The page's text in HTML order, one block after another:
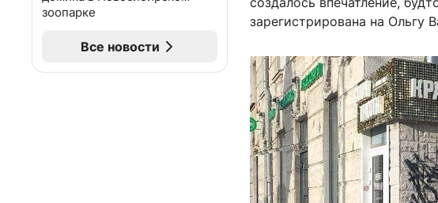
зоопарке
Все новости
зарегистрирована на Ольгу